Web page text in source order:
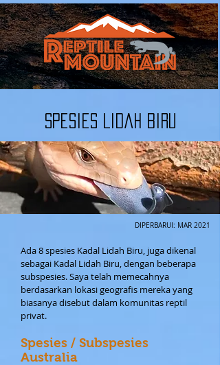
Spesies Lidah Biru
DIPERBARUI: MAR 2021
Ada 8 spesies Kadal Lidah Biru, juga dikenal
sebagai Kadal Lidah Biru, dengan beberapa
subspesies. Saya telah memecahnya
berdasarkan lokasi geografis mereka yang
biasanya disebut dalam komunitas reptil
privat.
Spesies / Subspesies
Australia